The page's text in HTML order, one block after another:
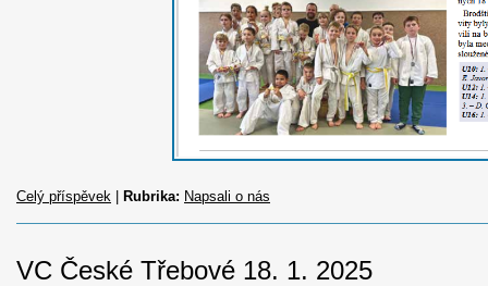
Celý příspěvek Rubrika: Napsali o nás
VC České Třebové 18. 1. 2025